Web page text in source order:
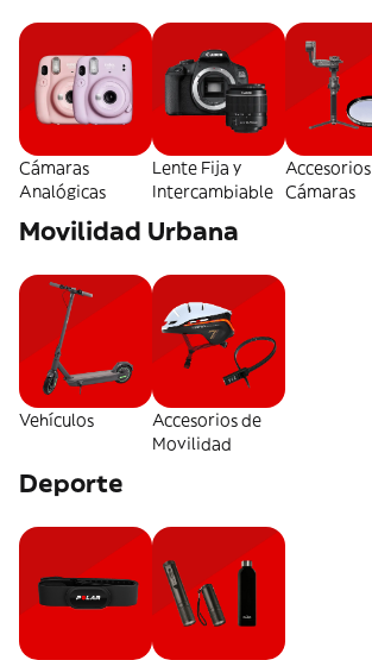
Cámaras
Analógicas
Lente Fija y
Intercambiable
Accesorios
Cámaras
Movilidad Urbana
Vehículos
Accesorios de
Movilidad
Deporte